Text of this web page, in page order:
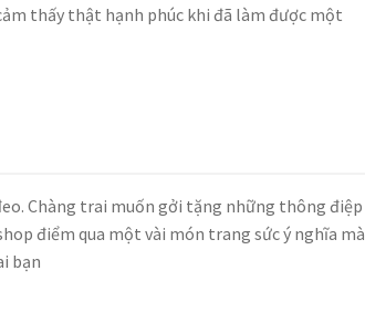
thấy thật hạnh phúc khi đã làm được một
Chàng trai muốn gởi tặng những thông điệp
điểm qua một vài món trang sức ý nghĩa mà
bạn